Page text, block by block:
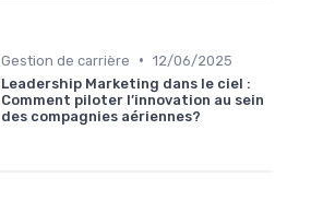
Gestion de carrière • 12/06/2025
Leadership Marketing dans le ciel :
Comment piloter l’innovation au sein
des compagnies aériennes?